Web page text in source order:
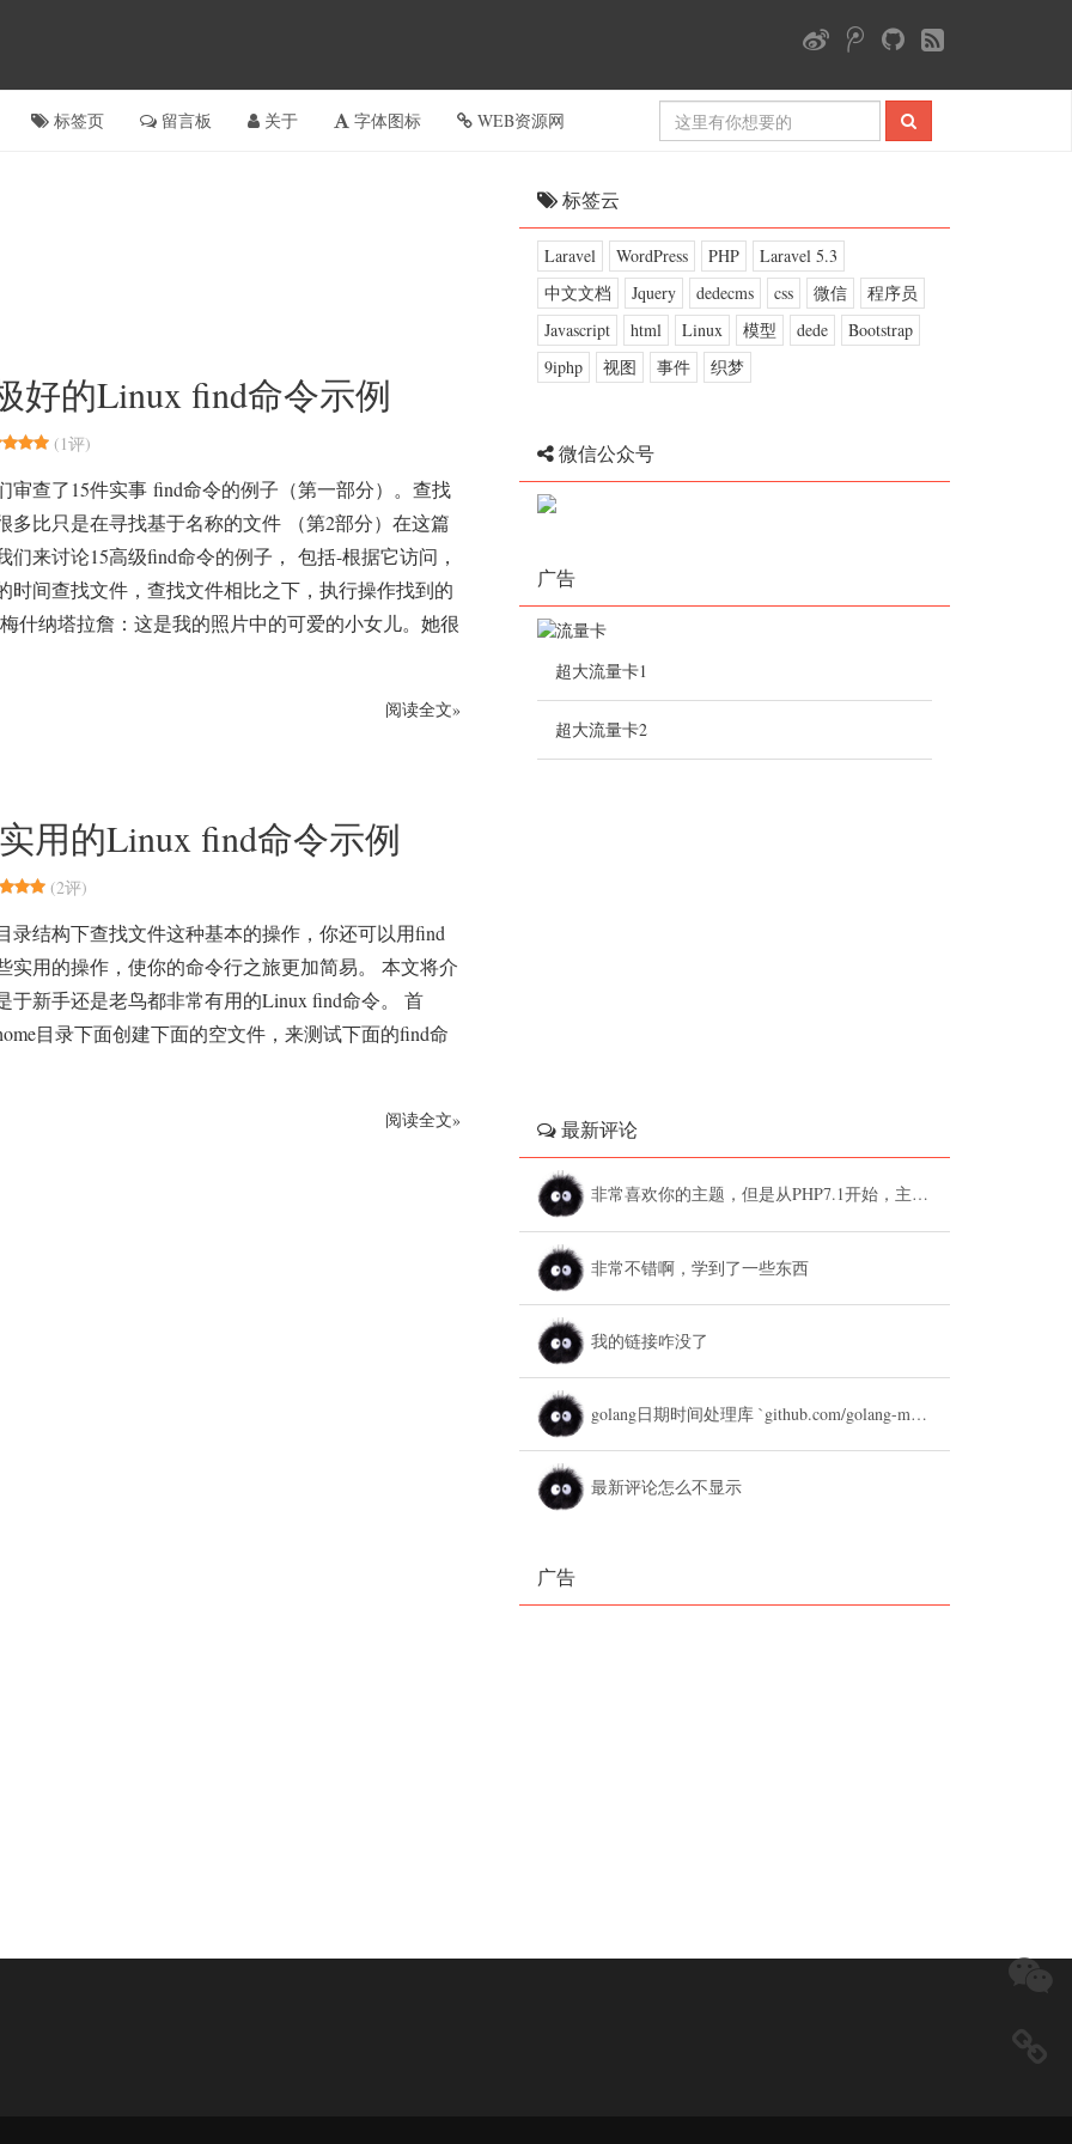
标签页 留言板 关于 字体图标 WEB资源网
的Linux find命令示例
(1评)
审查了15件实事 find命令的例子（第一部分）。查找
多比只是在寻找基于名称的文件 （第2部分）在这篇
们来讨论15高级find命令的例子， 包括-根据它访问，
时间查找文件，查找文件相比之下，执行操作找到的
什纳塔拉詹：这是我的照片中的可爱的小女儿。她很
阅读全文»
用的Linux find命令示例
(2评)
录结构下查找文件这种基本的操作，你还可以用find
实用的操作，使你的命令行之旅更加简易。 本文将介
于新手还是老鸟都非常有用的Linux find命令。 首
目录下面创建下面的空文件，来测试下面的find命
阅读全文»
标签云
Laravel WordPress PHP
Laravel 5.3
中文文档
Jquery dedecms css 微信
程序员
Javascript
html Linux 模型 dede
Bootstrap
9iphp
视图 事件 织梦
微信公众号
广告
超大流量卡1
超大流量卡2
最新评论
非常喜欢你的主题，但是从PHP7.1开始，主题设置中的列表广告和文章底部广告无法...
非常不错啊，学到了一些东西
我的链接咋没了
golang日期时间处理库 `github.com/golang-module/...
最新评论怎么不显示
广告